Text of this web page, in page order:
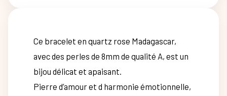
A
TAILLE
2
Ce bracelet en quartz rose Madagascar,
avec des perles de 8mm de qualité A, est un
bijou délicat et apaisant.
Pierre d’amour et d harmonie émotionnelle,